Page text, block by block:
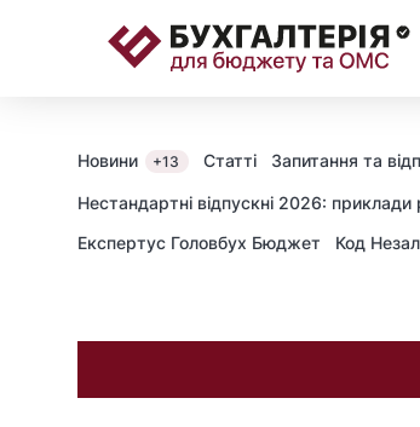
Новини +13 Статті Запитання та
Нестандартні відпускні 2026: приклади
Експертус Головбух Бюджет
Код